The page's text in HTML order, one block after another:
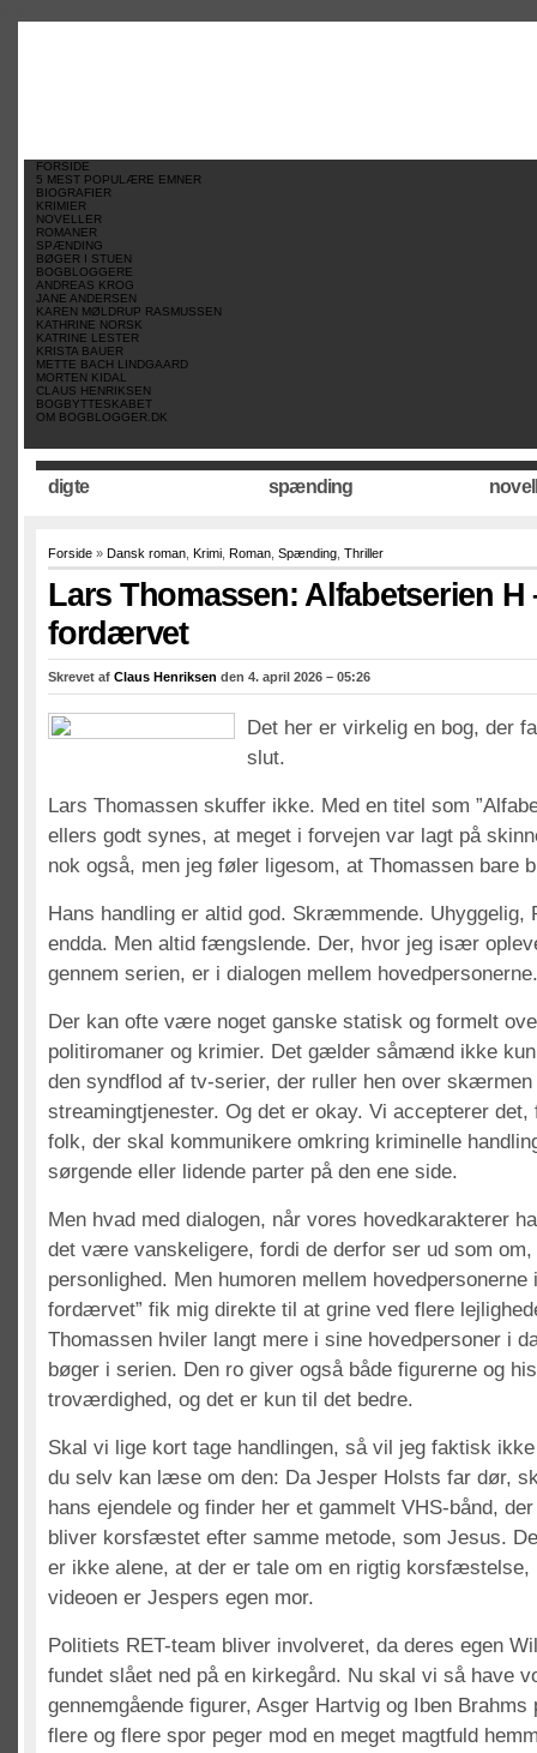
FORSIDE
5 MEST POPULÆRE EMNER
BIOGRAFIER
KRIMIER
NOVELLER
ROMANER
SPÆNDING
BØGER I STUEN
BOGBLOGGERE
ANDREAS KROG
JANE ANDERSEN
KAREN MØLDRUP RASMUSSEN
KATHRINE NORSK
KATRINE LESTER
KRISTA BAUER
METTE BACH LINDGAARD
MORTEN KIDAL
CLAUS HENRIKSEN
BOGBYTTESKABET
OM BOGBLOGGER.DK
digte spænding
Forside » Dansk roman Krimi Roman Spænding Thriller
Lars Thomassen: Alfabetserien H
fordærvet
Skrevet af Claus Henriksen den 4. april 2026 – 05:26
Det her er virkelig en bog, der
slut.
Lars Thomassen skuffer ikke. Med en titel som
ellers godt synes, at meget i forvejen var lagt på
nok også, men jeg føler ligesom, at Thomassen bare
Hans handling er altid god. Skræmmende. Uhyggelig,
endda. Men altid fængslende. Der, hvor jeg især
gennem serien, er i dialogen mellem hovedpersonerne.
Der kan ofte være noget ganske statisk og formelt
politiromaner og krimier. Det gælder såmænd ikke
den syndflod af tv-serier, der ruller hen over skærmen
streamingtjenester. Og det er okay. Vi accepterer det,
folk, der skal kommunikere omkring kriminelle
sørgende eller lidende parter på den ene side.
Men hvad med dialogen, når vores hovedkarakterer
det være vanskeligere, fordi de derfor ser ud som
personlighed. Men humoren mellem hovedpersonerne
fordærvet” fik mig direkte til at grine ved flere
Thomassen hviler langt mere i sine hovedpersoner i
bøger i serien. Den ro giver også både figurerne og
troværdighed, og det er kun til det bedre.
Skal vi lige kort tage handlingen, så vil jeg faktisk
du selv kan læse om den: Da Jesper Holsts far dør,
hans ejendele og finder her et gammelt VHS-bånd,
bliver korsfæstet efter samme metode, som Jesus.
er ikke alene, at der er tale om en rigtig korsfæstelse,
videoen er Jespers egen mor.
Politiets RET-team bliver involveret, da deres egen
fundet slået ned på en kirkegård. Nu skal vi så have
gennemgående figurer, Asger Hartvig og Iben Brahms
flere og flere spor peger mod en meget magtfuld